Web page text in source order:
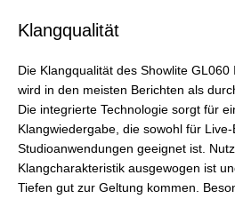
Klangqualität
Die Klangqualität des Showlite
wird in den meisten Berichten als
Die integrierte Technologie sorgt für
Klangwiedergabe, die sowohl für
Studioanwendungen geeignet ist.
Klangcharakteristik ausgewogen ist
Tiefen gut zur Geltung kommen.